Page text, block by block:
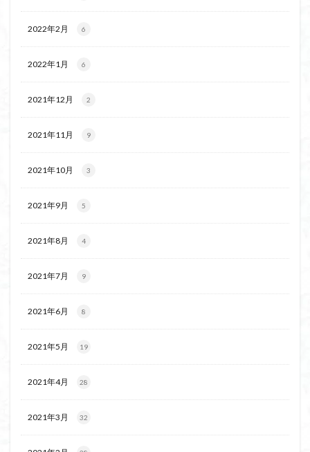
2022年2月 6
2022年1月 6
2021年12月 2
2021年11月 9
2021年10月 3
2021年9月 5
2021年8月 4
2021年7月 9
2021年6月 8
2021年5月 19
2021年4月 28
2021年3月 32